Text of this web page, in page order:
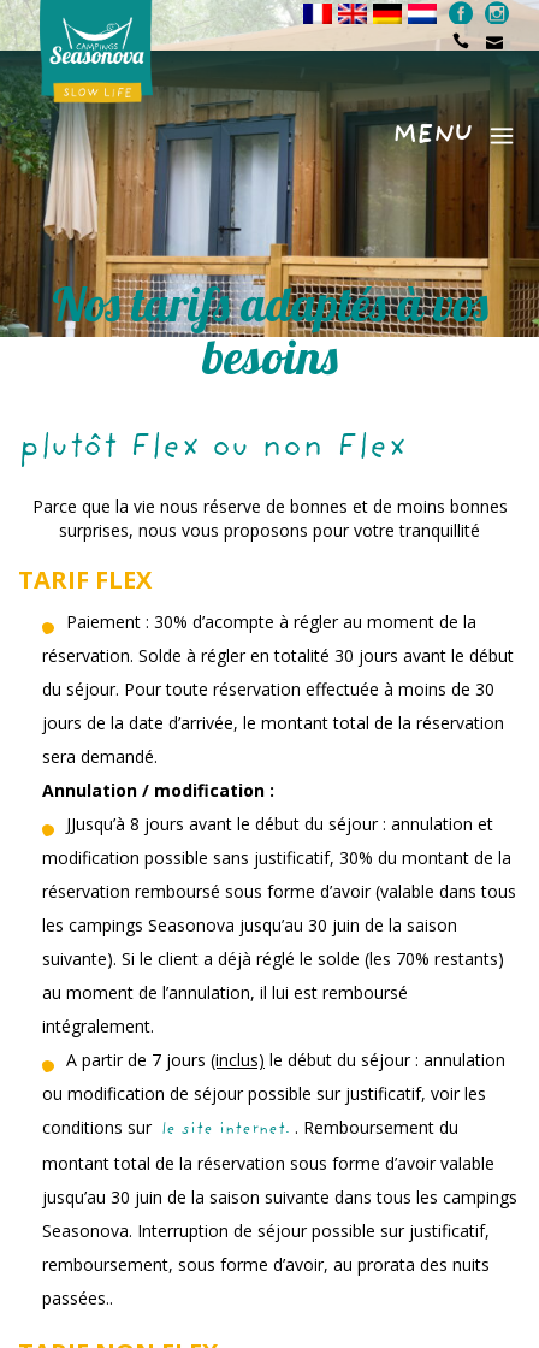
Menu
MENU
Nos tarifs adaptés à vos
besoins
plutôt Flex ou non Flex
Parce que la vie nous réserve de bonnes et de moins bonnes
surprises, nous vous proposons pour votre tranquillité
TARIF FLEX
Paiement : 30% d’acompte à régler au moment de la
réservation. Solde à régler en totalité 30 jours avant le début
du séjour. Pour toute réservation effectuée à moins de 30
jours de la date d’arrivée, le montant total de la réservation
sera demandé.
Annulation / modification :
JJusqu’à 8 jours avant le début du séjour : annulation et
modification possible sans justificatif, 30% du montant de la
réservation remboursé sous forme d’avoir (valable dans tous
les campings Seasonova jusqu’au 30 juin de la saison
suivante). Si le client a déjà réglé le solde (les 70% restants)
au moment de l’annulation, il lui est remboursé
intégralement.
A partir de 7 jours (inclus) le début du séjour : annulation
ou modification de séjour possible sur justificatif, voir les
conditions sur le site internet. . Remboursement du
montant total de la réservation sous forme d’avoir valable
jusqu’au 30 juin de la saison suivante dans tous les campings
Seasonova. Interruption de séjour possible sur justificatif,
remboursement, sous forme d’avoir, au prorata des nuits
passées..